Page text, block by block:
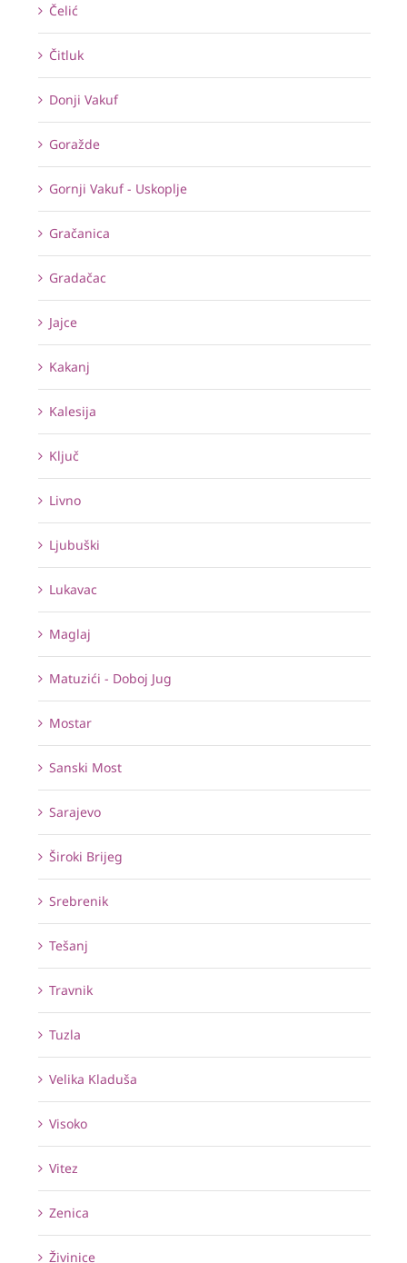
Čelić
Čitluk
Donji Vakuf
Goražde
Gornji Vakuf - Uskoplje
Gračanica
Gradačac
Jajce
Kakanj
Kalesija
Ključ
Livno
Ljubuški
Lukavac
Maglaj
Matuzići - Doboj Jug
Mostar
Sanski Most
Sarajevo
Široki Brijeg
Srebrenik
Tešanj
Travnik
Tuzla
Velika Kladuša
Visoko
Vitez
Zenica
Živinice